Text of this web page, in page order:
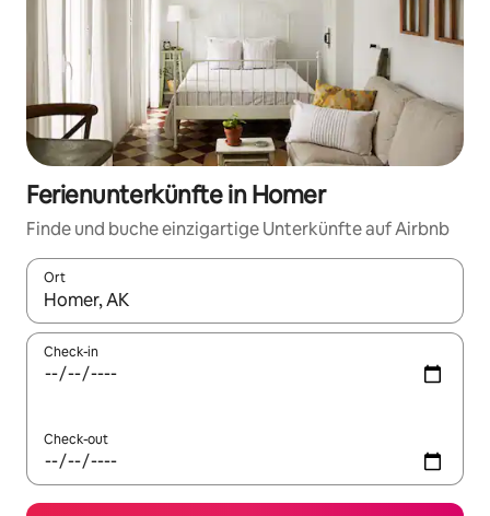
Ferienunterkünfte in Homer
Finde und buche einzigartige Unterkünfte auf Airbnb
Ort
Wenn Ergebnisse verfügbar sind, navigiere mit den
Check-in
Check-out